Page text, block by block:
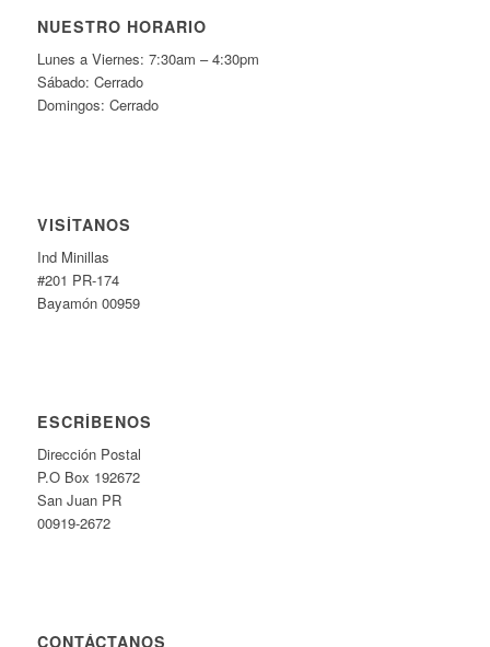
NUESTRO HORARIO
Lunes a Viernes: 7:30am – 4:30pm
Sábado: Cerrado
Domingos: Cerrado
VISÍTANOS
Ind Minillas
#201 PR-174
Bayamón 00959
ESCRÍBENOS
Dirección Postal
P.O Box 192672
San Juan PR
00919-2672
CONTÁCTANOS